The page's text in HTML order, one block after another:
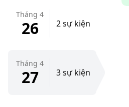
Tháng 4
26 2 sự kiện
Tháng 4
27 3 sự kiện